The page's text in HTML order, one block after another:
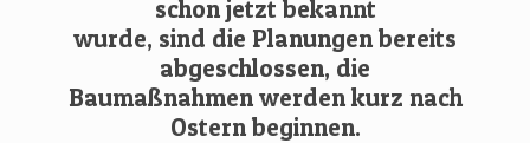
schon jetzt bekannt
wurde, sind die Planungen bereits
abgeschlossen, die
Baumaßnahmen werden kurz nach
Ostern beginnen.